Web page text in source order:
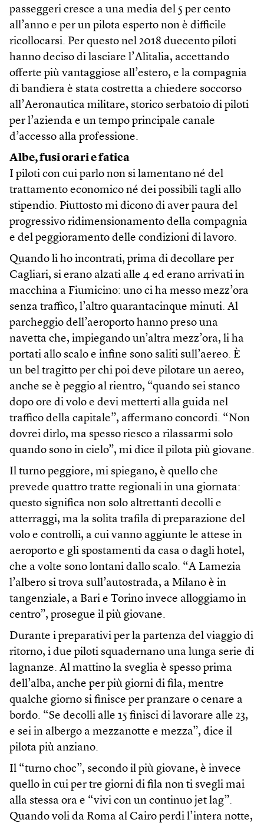
passeggeri cresce a una media del 5 per cento
all’anno e per un pilota esperto non è difficile
ricollocarsi. Per questo nel 2018 duecento piloti
hanno deciso di lasciare l’Alitalia, accettando
offerte più vantaggiose all’estero, e la compagnia
di bandiera è stata costretta a chiedere soccorso
all’Aeronautica militare, storico serbatoio di piloti
per l’azienda e un tempo principale canale
d’accesso alla professione.
Albe, fusi orari e fatica
I piloti con cui parlo non si lamentano né del
trattamento economico né dei possibili tagli allo
stipendio. Piuttosto mi dicono di aver paura del
progressivo ridimensionamento della compagnia
e del peggioramento delle condizioni di lavoro.
Quando li ho incontrati, prima di decollare per
Cagliari, si erano alzati alle 4 ed erano arrivati in
macchina a Fiumicino: uno ci ha messo mezz’ora
senza traffico, l’altro quarantacinque minuti. Al
parcheggio dell’aeroporto hanno preso una
navetta che, impiegando un’altra mezz’ora, li ha
portati allo scalo e infine sono saliti sull’aereo. È
un bel tragitto per chi poi deve pilotare un aereo,
anche se è peggio al rientro, “quando sei stanco
dopo ore di volo e devi metterti alla guida nel
traffico della capitale”, affermano concordi. “Non
dovrei dirlo, ma spesso riesco a rilassarmi solo
quando sono in cielo”, mi dice il pilota più giovane.
Il turno peggiore, mi spiegano, è quello che
prevede quattro tratte regionali in una giornata:
questo significa non solo altrettanti decolli e
atterraggi, ma la solita trafila di preparazione del
volo e controlli, a cui vanno aggiunte le attese in
aeroporto e gli spostamenti da casa o dagli hotel,
che a volte sono lontani dallo scalo. “A Lamezia
l’albero si trova sull’autostrada, a Milano è in
tangenziale, a Bari e Torino invece alloggiamo in
centro”, prosegue il più giovane.
Durante i preparativi per la partenza del viaggio di
ritorno, i due piloti squadernano una lunga serie di
lagnanze. Al mattino la sveglia è spesso prima
dell’alba, anche per più giorni di fila, mentre
qualche giorno si finisce per pranzare o cenare a
bordo. “Se decolli alle 15 finisci di lavorare alle 23,
e sei in albergo a mezzanotte e mezza”, dice il
pilota più anziano.
Il “turno choc”, secondo il più giovane, è invece
quello in cui per tre giorni di fila non ti svegli mai
alla stessa ora e “vivi con un continuo jet lag”.
Quando voli da Roma al Cairo perdi l’intera notte,